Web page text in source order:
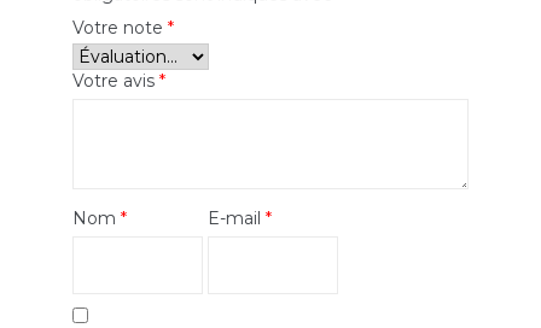
Votre note *
Votre avis *
Nom * E-mail*